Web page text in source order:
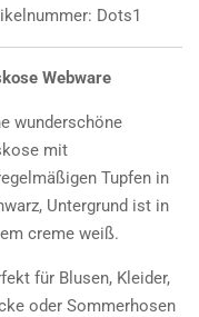
Dots1
Webware
wunderschöne
mit
Tupfen in
Untergrund ist in
creme weiß.
für Blusen, Kleider,
oder Sommerhosen